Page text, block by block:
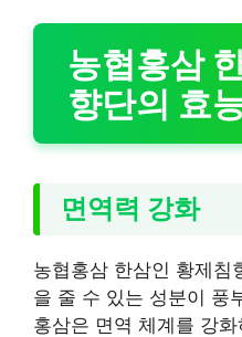
농협홍삼
향단의 효
면역력 강화
농협홍삼 한삼인 황제침
을 줄 수 있는 성분이 풍
홍삼은 면역 체계를 강